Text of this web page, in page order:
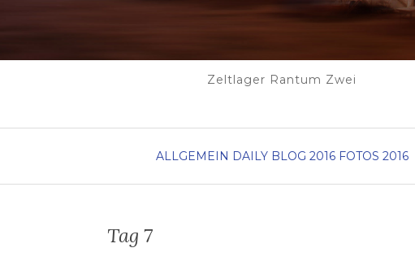
Zeltlager Rantum Zwei
ALLGEMEIN DAILY BLOG 2016 FOTOS 2016
Tag 7